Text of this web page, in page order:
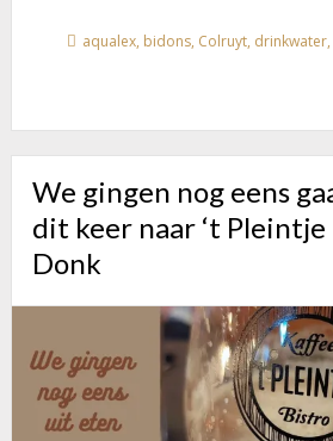
VOOR
aqualex, bidons, Colruyt, drinkwater,
We gingen nog eens
dit keer naar ‘t Pleintje
Donk